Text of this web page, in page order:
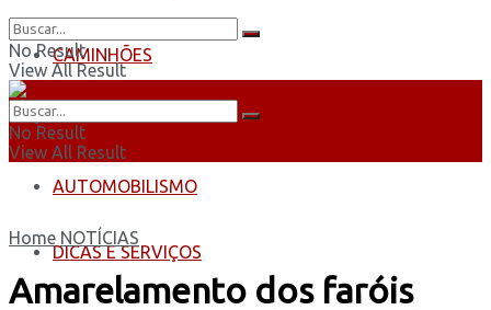
CAMINHÕES
ÔNIBUS
AUTOMOBILISMO
DICAS E SERVIÇOS
No Result
View All Result
No Result
View All Result
Home NOTÍCIAS
Amarelamento dos faróis